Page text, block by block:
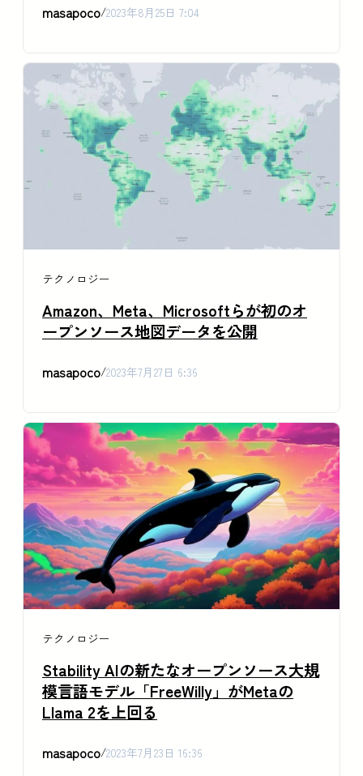
masapoco/2023年8月25日 7:04
テクノロジー
Amazon、Meta、Microsoftらが初のオ
ープンソース地図データを公開
masapoco/2023年7月27日 6:36
テクノロジー
Stability AIの新たなオープンソース大規
模言語モデル「FreeWilly」がMetaの
Llama 2を上回る
masapoco/2023年7月23日 16:36